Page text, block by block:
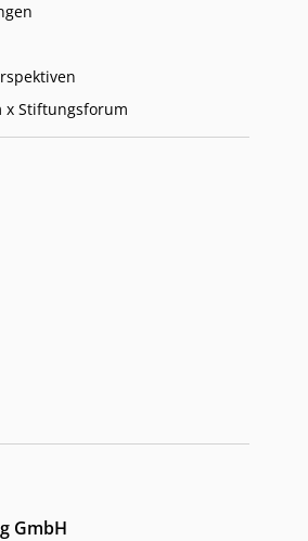
x Stiftungsforum
GmbH